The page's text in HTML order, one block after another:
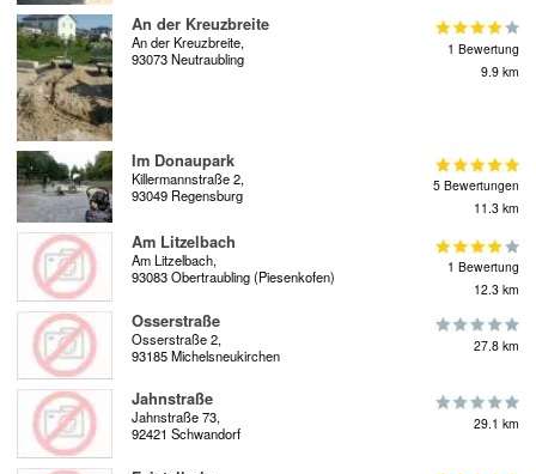
An der Kreuzbreite
An der Kreuzbreite,
93073 Neutraubling
1 Bewertung
9.9 km
Im Donaupark
Killermannstraße 2,
93049 Regensburg
5 Bewertungen
11.3 km
Am Litzelbach
Am Litzelbach,
93083 Obertraubling (Piesenkofen)
1 Bewertung
12.3 km
Osserstraße
Osserstraße 2,
93185 Michelsneukirchen
27.8 km
Jahnstraße
Jahnstraße 73,
92421 Schwandorf
29.1 km